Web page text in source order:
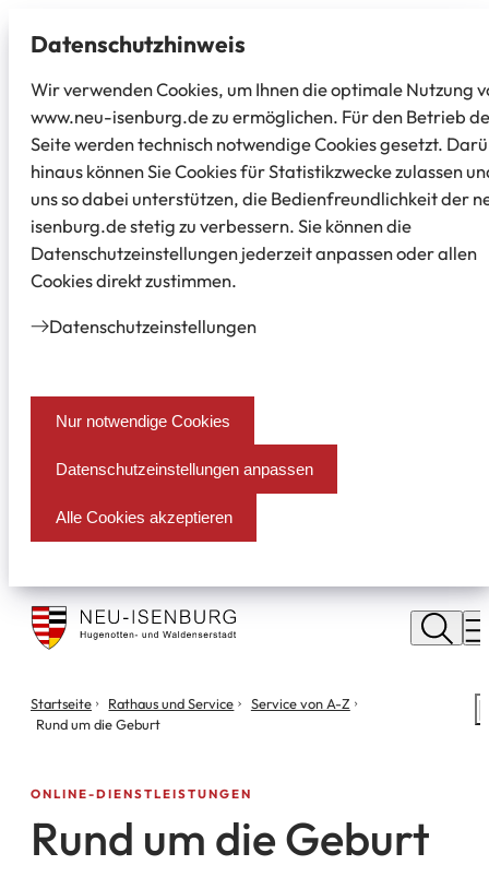
Datenschutz­hinweis
Wir verwenden Cookies, um Ihnen die optimale Nutzung
www.neu-isenburg.de zu ermöglichen. Für den Betrieb
Seite werden technisch notwendige Cookies gesetzt.
hinaus können Sie Cookies für Statistikzwecke zulassen
uns so dabei unterstützen, die Bedienfreundlichkeit der
isenburg.de stetig zu verbessern. Sie können die
Datenschutzeinstellungen jederzeit anpassen oder allen
Cookies direkt zustimmen.
Datenschutz­einstellungen
Nur notwendige Cookies
Datenschutzeinstellungen anpassen
Alle Cookies akzeptieren
Stadt
Neu
Isenburg
Sie
befinden
Startseite Rathaus und Service
Service von A-Z
Rund um die Geburt
ONLINE-DIENSTLEISTUNGEN
Rund um die Geburt